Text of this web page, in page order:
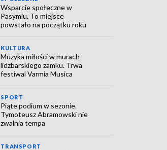
Wsparcie społeczne w
Pasymiu. To miejsce
powstało na początku roku
KULTURA
Muzyka miłości w murach
lidzbarskiego zamku. Trwa
festiwal Varmia Musica
SPORT
Piąte podium w sezonie.
Tymoteusz Abramowski nie
zwalnia tempa
TRANSPORT